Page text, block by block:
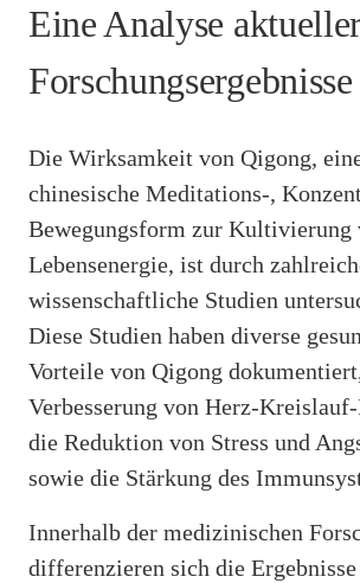
Eine Analyse
Forschungsergebnisse
Die Wirksamkeit von Qigong,
chinesische Meditations-,
Bewegungsform zur Kultivierung
Lebensenergie, ist durch
wissenschaftliche Studien
Diese Studien haben diverse
Vorteile von Qigong
Verbesserung von Herz-
die Reduktion von Stress und
sowie die Stärkung des
Innerhalb der medizinischen
differenzieren sich die Ergebnisse